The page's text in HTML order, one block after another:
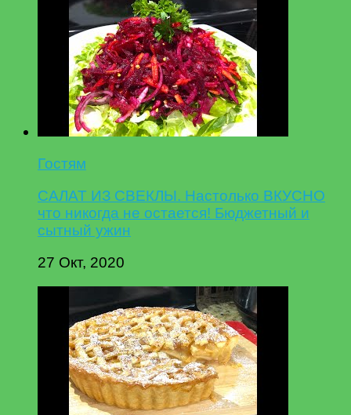
Гостям
САЛАТ ИЗ СВЕКЛЫ. Настолько ВКУСНО
что никогда не остается! Бюджетный и
сытный ужин
27 Окт, 2020